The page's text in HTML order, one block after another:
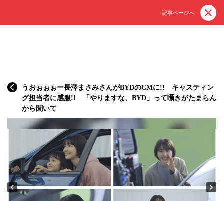
記事ページへ
うおぉぉぉー長澤まさみさんがBYDのCMに!! キャスティン
グ担当者に感服!! 「やりますな、BYD」って囁きがたまらん
から聞いて